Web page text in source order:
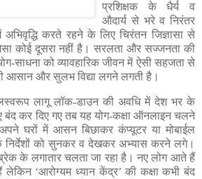
प्रशिक्षक के धैर्य व
औदार्य से भरे व निरंतर
अभिवृद्धि करते रहने के लिए चिरंतन जिज्ञासा से
कोई दूसरा नहीं है। सरलता और सज्जनता की
साधना को व्यावहारिक जीवन में ऐसी सहजता से
आसान और सुलभ विद्या लगने लगती है।
लागू लॉक-डाउन की अवधि में देश भर के
कर दिए गए तब यह योग-कक्षा ऑनलाइन चलने
घरों में आसन बिछाकर कंप्यूटर या मोबाईल
निर्देशों को सुनकर व देखकर अभ्यास करने लगे।
के लगातार चलता जा रहा है। नए लोग आते हैं
‘आरोग्यम ध्यान केंद्र’ की कक्षा कभी बंद